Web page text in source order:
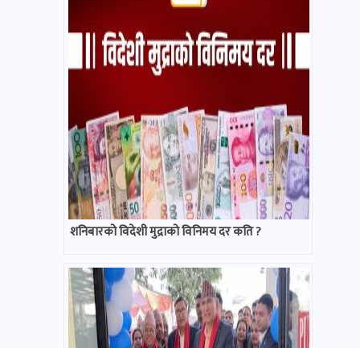
शनिबारको विदेशी मुद्राको विनिमय दर कति ?